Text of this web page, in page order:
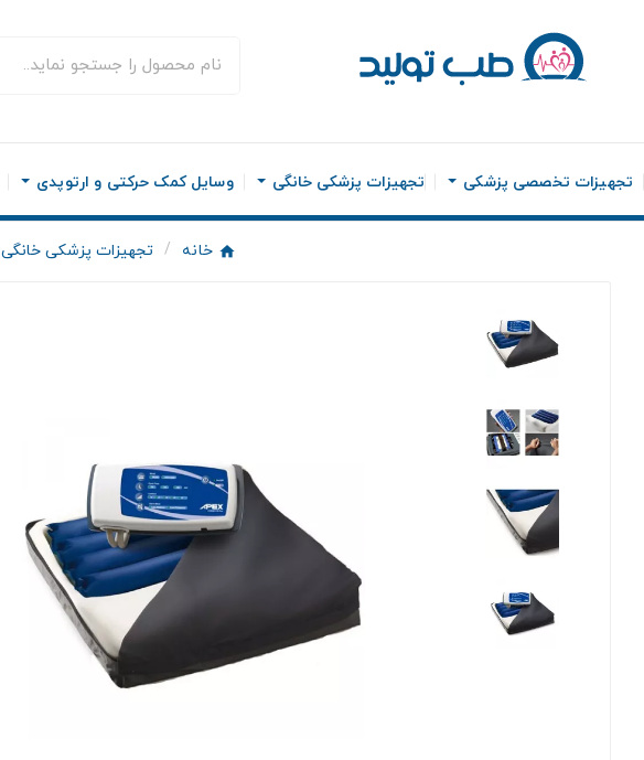
تجهیزات تخصصی پزشکی تجهیزات پزشکی خانگی وسایل کمک حرکتی و ارتوپدی
خانه تجهیزات پزشکی خانگی